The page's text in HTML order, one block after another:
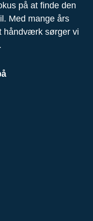
på at finde den
Med mange års
håndværk sørger vi